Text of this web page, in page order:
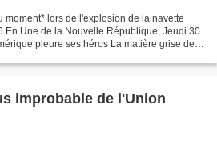
moment* lors de l'explosion de la navette
En Une de la Nouvelle République, Jeudi 30
pleure ses héros La matière grise de
improbable de l'Union